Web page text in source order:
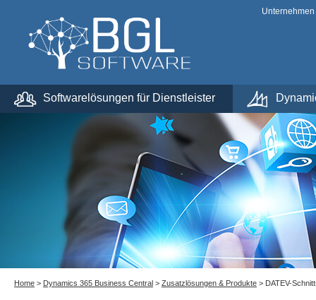
Unternehmen
Softwarelösungen für Dienstleister
Preisinformationen
Home > Dynamics 365 Business Central > Zusatzlösungen & Produkte > DATEV-